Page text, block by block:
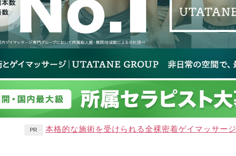
PR 本格的な施術を受けられる全裸密着ゲイマッサージ